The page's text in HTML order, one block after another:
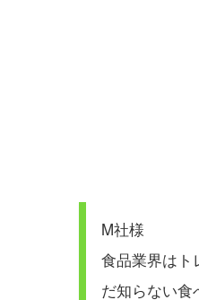
M社様
食品業界はト
だ知らない食